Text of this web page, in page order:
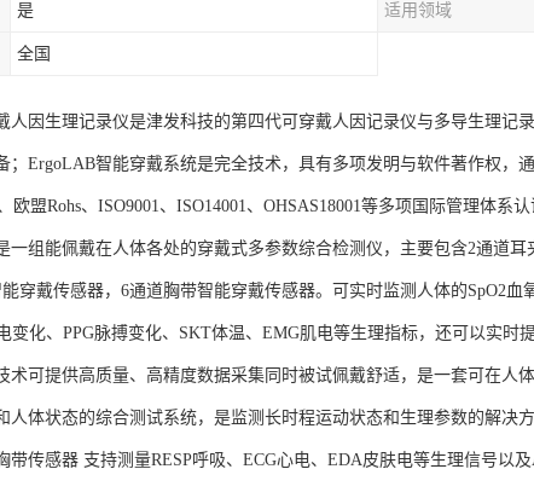
是 适用领域
全国
人因生理记录仪是津发科技的第四代可穿戴人因记录仪与多导生理记
；ErgoLAB智能穿戴系统是完全技术，具有多项发明与软件著作权，
欧盟Rohs、ISO9001、ISO14001、OHSAS18001等多项国际管理体
一组能佩戴在人体各处的穿戴式多参数综合检测仪，主要包含2通道
穿戴传感器，6通道胸带智能穿戴传感器。可实时监测人体的SpO2血
变化、PPG脉搏变化、SKT体温、EMG肌电等生理指标，还可以实时
术可提供高质量、高精度数据采集同时被试佩戴舒适，是一套可在人
人体状态的综合测试系统，是监测长时程运动状态和生理参数的解决方
带传感器 支持测量RESP呼吸、ECG心电、EDA皮肤电等生理信号以